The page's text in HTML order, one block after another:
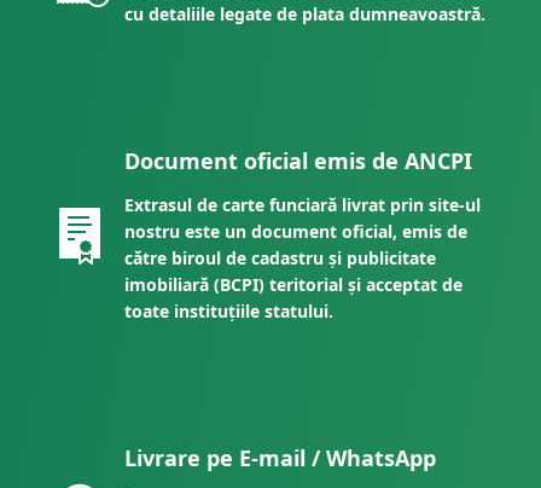
cu detaliile legate de plata dumneavoastră.
Document oficial emis de ANCPI
Extrasul de carte funciară livrat prin site-ul
nostru este un document oficial, emis de
către biroul de cadastru și publicitate
imobiliară (BCPI) teritorial și acceptat de
toate instituțiile statului.
Livrare pe E-mail / WhatsApp